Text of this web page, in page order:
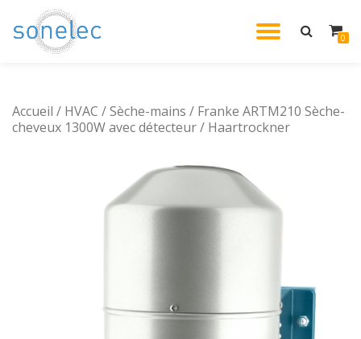
Aller
0
Accueil / HVAC /Sèche-mains / Franke ARTM210 Sèche-
cheveux 1300W avec détecteur / Haartrockner